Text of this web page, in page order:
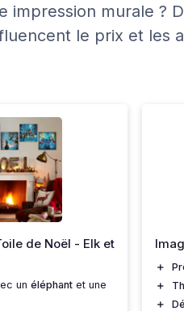
impression murale ?
le prix et les
de Noël - Elk et
un éléphant et une
＋
＋
＋